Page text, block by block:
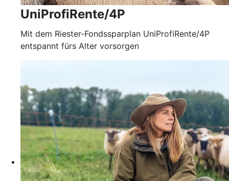
UniProfiRente/4P
Mit dem Riester-Fondssparplan UniProfiRente/4P
entspannt fürs Alter vorsorgen